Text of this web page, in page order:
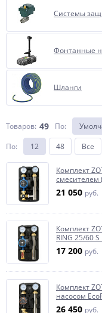
Системы
Фонтанные
Шланги
Товаров: 49 По:
По: 12 48 Все
Комплект
смесителем
21 050 руб.
Комплект
RING 25/60
17 200 руб.
Комплект
насосом
26 450 руб.